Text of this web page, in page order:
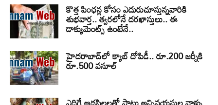
కొత్త పింఛన్ల కోసం ఎదురుచూస్తున్నవారికి
శుభవార్త.. త్వరలోనే దరఖాస్తులు.. ఈ
డాక్యుమెంట్స్ ఉంటేనే..
హైదరాబాద్‌లో క్యాబ్‌ దోపిడీ.. రూ.200 జర్నీకి
రూ.500 వసూల్